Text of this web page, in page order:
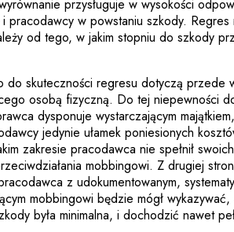
przysługuje w wysokości
pracodawcy w powstaniu szkody.
od tego, w jakim stopniu do szkody
do skuteczności regresu dotyczą przede
osobą fizyczną. Do tej niepewności
dysponuje wystarczającym
jedynie ułamek poniesionych
zakresie pracodawca nie spełnił
mobbingowi. Z drugiej
z udokumentowanym,
mobbingowi będzie mógł
była minimalna, i dochodzić nawet